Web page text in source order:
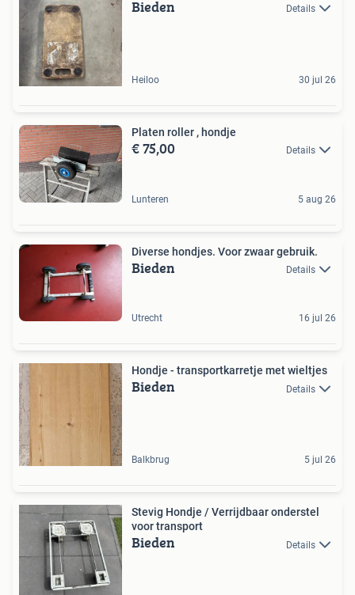
Bieden Details
Heiloo 30 jul 26
Platen roller , hondje
€ 75,00 Details
Lunteren 5 aug 26
Diverse hondjes. Voor zwaar gebruik.
Bieden Details
Utrecht 16 jul 26
Hondje - transportkarretje met wieltjes
Bieden Details
Balkbrug 5 jul 26
Stevig Hondje / Verrijdbaar onderstel
voor transport
Bieden Details